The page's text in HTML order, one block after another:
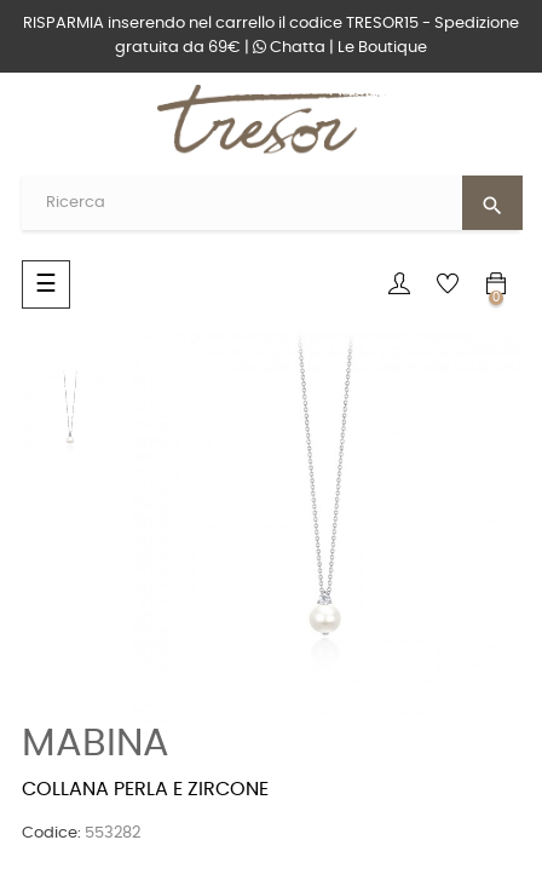
RISPARMIA inserendo nel carrello il codice TRESOR15 - Spedizione
gratuita da 69€ |
Chatta Le Boutique
search
navigazione
Toggle
☰
0
MABINA
COLLANA PERLA E ZIRCONE
Codice: 553282